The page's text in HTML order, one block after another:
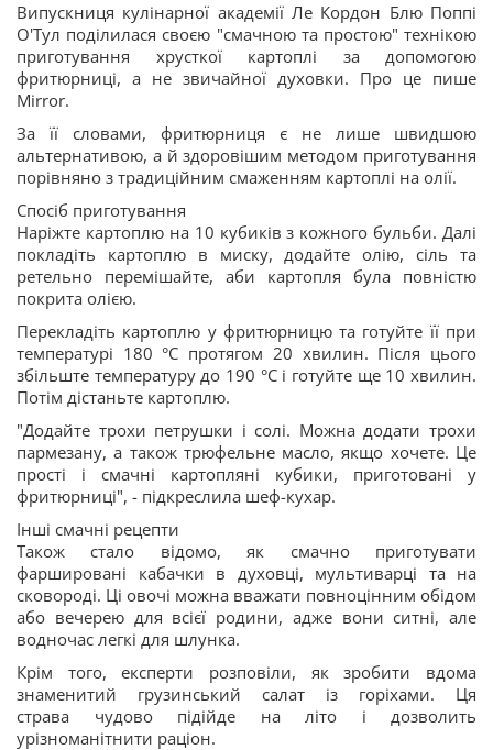
Випускниця кулінарної академії Ле Кордон Блю Поппі
О'Тул поділилася своєю "смачною та простою" технікою
приготування хрусткої картоплі за допомогою
фритюрниці, а не звичайної духовки. Про це пише
Mirror.
За її словами, фритюрниця є не лише швидшою
альтернативою, а й здоровішим методом приготування
порівняно з традиційним смаженням картоплі на олії.
Спосіб приготування
Наріжте картоплю на 10 кубиків з кожного бульби. Далі
покладіть картоплю в миску, додайте олію, сіль та
ретельно перемішайте, аби картопля була повністю
покрита олією.
Перекладіть картоплю у фритюрницю та готуйте її при
температурі 180 °C протягом 20 хвилин. Після цього
збільште температуру до 190 °C і готуйте ще 10 хвилин.
Потім дістаньте картоплю.
"Додайте трохи петрушки і солі. Можна додати трохи
пармезану, а також трюфельне масло, якщо хочете. Це
прості і смачні картопляні кубики, приготовані у
фритюрниці", - підкреслила шеф-кухар.
Інші смачні рецепти
Також стало відомо, як смачно приготувати
фаршировані кабачки в духовці, мультиварці та на
сковороді. Ці овочі можна вважати повноцінним обідом
або вечерею для всієї родини, адже вони ситні, але
водночас легкі для шлунка.
Крім того, експерти розповіли, як зробити вдома
знаменитий грузинський салат із горіхами. Ця
страва чудово підійде на літо і дозволить
урізноманітнити раціон.